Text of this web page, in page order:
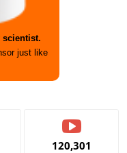
scientist.
just like
120,301